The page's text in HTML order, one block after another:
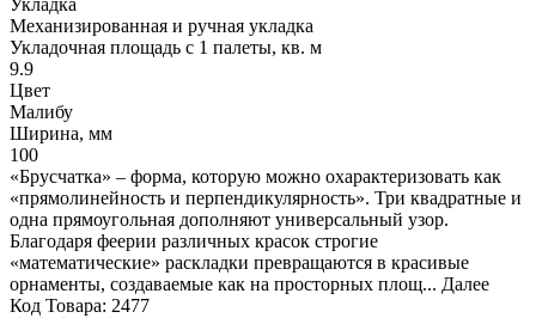
Укладка
Механизированная и ручная укладка
Укладочная площадь с 1 палеты, кв. м
9.9
Цвет
Малибу
Ширина, мм
100
«Брусчатка» – форма, которую можно охарактеризовать как
«прямолинейность и перпендикулярность». Три квадратные и
одна прямоугольная дополняют универсальный узор.
Благодаря феерии различных красок строгие
«математические» раскладки превращаются в красивые
орнаменты, создаваемые как на просторных площ... Далее
Код Товара: 2477